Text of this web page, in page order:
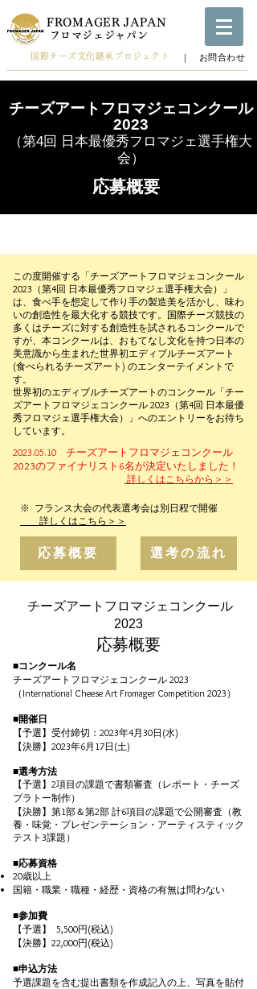
FROMAGER JAPAN
​フロマジェジャパン
国際チーズ文化継承プロジェクト ​｜ お問合わせ
チーズアートフロマジェコンクール
2023
（第4回 日本最優秀フロマジェ選手権大
会）
応募概要
この度開催する「チーズアートフロマジェコンクール
2023（第4回 日本最優秀フロマジェ選手権大会）」
は、食べ手を想定して作り手の製造美を活かし、味わ
いの創造性を最大化する競技です。国際チーズ競技の
多くはチーズに対する創造性を試されるコンクールで
すが、本コンクールは、おもてなし文化を持つ日本の
美意識から生まれた世界初エディブルチーズアート
(食べられるチーズアート) のエンターテイメントで
す。
世界初のエディブルチーズアートのコンクール「チー
ズアートフロマジェコンクール 2023（第4回 日本最優
秀フロマジェ選手権大会）」へのエントリーをお待ち
しています。
​2023.05.10 チーズアートフロマジェコンクール
2023のファイナリスト6名が決定いたしました！
詳しくはこちらから＞＞
※ フランス大会の代表選考会は別日程で開催
詳しくはこちら＞＞
応募概要 選考の流れ
チーズアートフロマジェコンクール
2023
応募概要
■コンクール名
チーズアートフロマジェコンクール 2023
（International Cheese Art Fromager Competition 2023）
■開催日
【予選】受付締切：2023年4月30日(水)
【決勝】 2023年6月17日(土)
■選考方法
【予選】2項目の課題で書類審査（レポート・チーズ
プラトー制作）
【決勝】 第1部＆第2部 計6項目の課題で公開審査（教
養・味覚・プレゼンテーション・アーティスティック
テスト3課題）
■応募資格
20歳以上
国籍・職業・職種・経歴・資格の有無は問わない
■参加費
【予選】 5,500円(税込)
【決勝】 22,000円(税込)
■申込方法
予選課題を含む提出書類を作成記入の上、写真を貼付